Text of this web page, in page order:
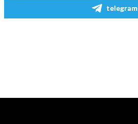
telegram